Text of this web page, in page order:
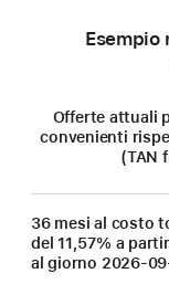
Offerte attuali
convenienti
(TAN
36 mesi al costo
del 11,57% a
al giorno 2026-